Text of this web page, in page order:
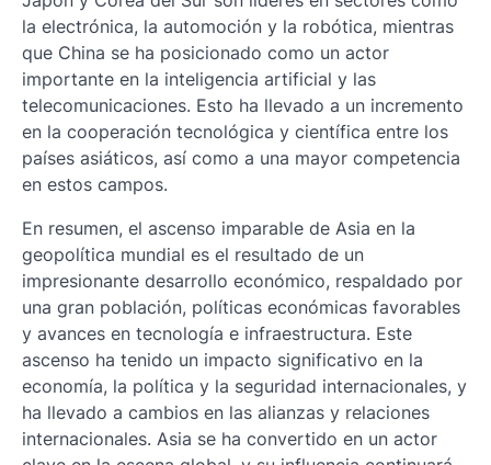
la electrónica, la automoción y la robótica, mientras
que China se ha posicionado como un actor
importante en la inteligencia artificial y las
telecomunicaciones. Esto ha llevado a un incremento
en la cooperación tecnológica y científica entre los
países asiáticos, así como a una mayor competencia
en estos campos.
En resumen, el ascenso imparable de Asia en la
geopolítica mundial es el resultado de un
impresionante desarrollo económico, respaldado por
una gran población, políticas económicas favorables
y avances en tecnología e infraestructura. Este
ascenso ha tenido un impacto significativo en la
economía, la política y la seguridad internacionales, y
ha llevado a cambios en las alianzas y relaciones
internacionales. Asia se ha convertido en un actor